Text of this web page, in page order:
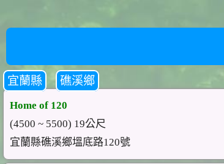
宜蘭縣 礁溪鄉
Home of 120
(4500 ~ 5500) 19公尺
宜蘭縣礁溪鄉塭底路120號